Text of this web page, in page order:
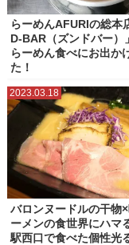
らーめんAFURIの総本
D-BAR（ズンドバー）
らーめん食べにお出か
た！
2023.03.18
バロンヌードルの干物
ーメンの食世界にハマ
駅西口で食べた個性光